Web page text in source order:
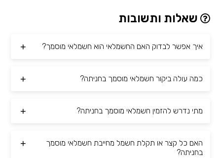
שאלות ותשובות
איך אפשר לבדוק האם החשמלאי הוא חשמלאי מוסמך?
כמה עולה ביקור חשמלאי מוסמך בחניתה?
מתי נדרש להזמין חשמלאי מוסמך בחניתה?
האם כל קצר או תקלת חשמל מחייבת חשמלאי מוסמך
בחניתה?